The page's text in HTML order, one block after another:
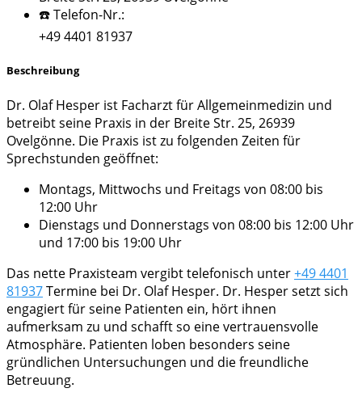
☎️ Telefon-Nr.:
+49 4401 81937
Beschreibung
Dr. Olaf Hesper ist Facharzt für Allgemeinmedizin und
betreibt seine Praxis in der Breite Str. 25, 26939
Ovelgönne. Die Praxis ist zu folgenden Zeiten für
Sprechstunden geöffnet:
Montags, Mittwochs und Freitags von 08:00 bis
12:00 Uhr
Dienstags und Donnerstags von 08:00 bis 12:00 Uhr
und 17:00 bis 19:00 Uhr
Das nette Praxisteam vergibt telefonisch unter+49 4401
81937Termine bei Dr. Olaf Hesper. Dr. Hesper setzt sich
engagiert für seine Patienten ein, hört ihnen
aufmerksam zu und schafft so eine vertrauensvolle
Atmosphäre. Patienten loben besonders seine
gründlichen Untersuchungen und die freundliche
Betreuung.